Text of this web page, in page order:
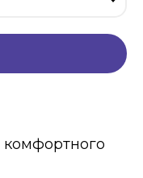
комфортного